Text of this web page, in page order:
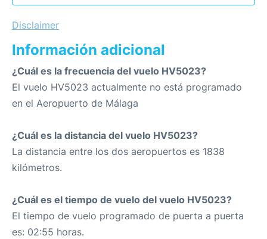
Disclaimer
Información adicional
¿Cuál es la frecuencia del vuelo HV5023?
El vuelo HV5023 actualmente no está programado
en el Aeropuerto de Málaga
¿Cuál es la distancia del vuelo HV5023?
La distancia entre los dos aeropuertos es 1838
kilómetros.
¿Cuál es el tiempo de vuelo del vuelo HV5023?
El tiempo de vuelo programado de puerta a puerta
es: 02:55 horas.